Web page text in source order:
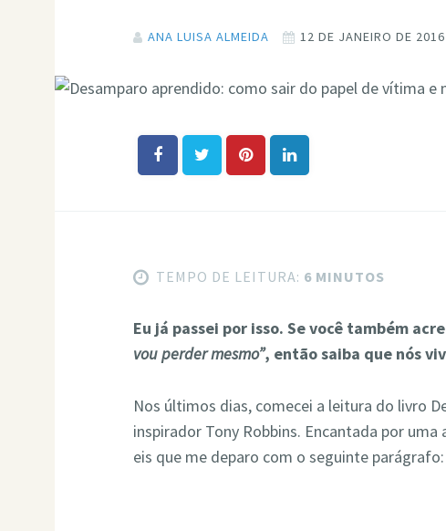
ANA LUISA ALMEIDA 12 DE JANEIRO DE 2016
TEMPO DE LEITURA: 6 MINUTOS
Eu já passei por isso. Se você também
vou perder mesmo”, então saiba que nós
Nos últimos dias, comecei a leitura do livro
inspirador Tony Robbins. Encantada por
eis que me deparo com o seguinte parágrafo: